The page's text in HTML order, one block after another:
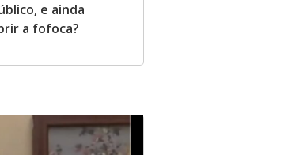
e ainda
a fofoca?